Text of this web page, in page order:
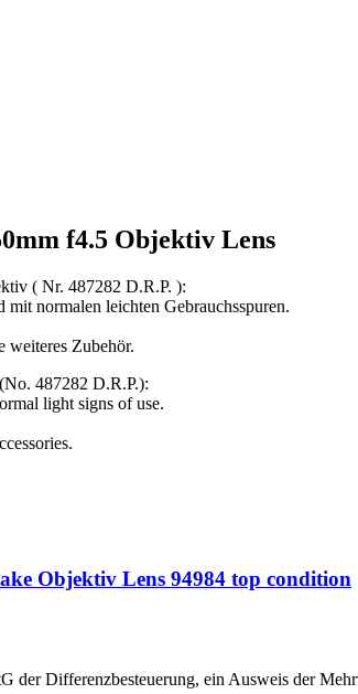
f4.5 Objektiv Lens
( Nr. 487282 D.R.P. ):
mit normalen leichten Gebrauchsspuren.
weiteres Zubehör.
487282 D.R.P.):
light signs of use.
Objektiv Lens 94984 top condition
der Differenzbesteuerung, ein Ausweis der